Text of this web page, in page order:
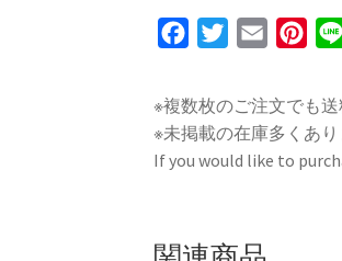
c
e
b
k
t
t
a
i
l
n
t
e
※複数枚のご注文でも送
※未掲載の在庫多くあ
If you would like to